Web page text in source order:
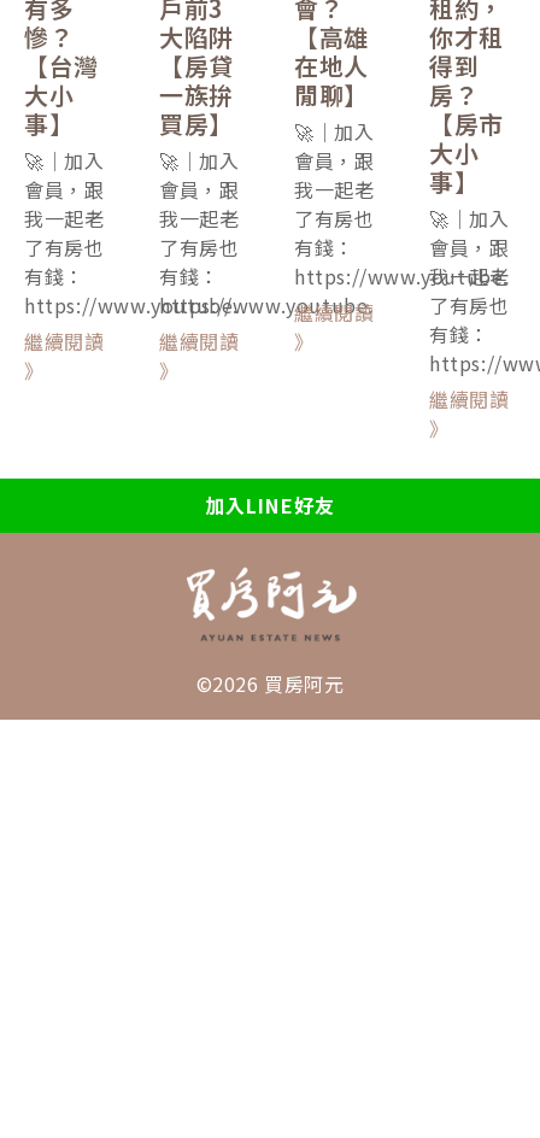
有多
慘？
【台灣
大小
事】
🚀｜加入
會員，跟
我一起老
了有房也
有錢：
https://www.youtube.
繼續閱讀
》
戶前3
大陷阱
【房貸
一族拚
買房】
🚀｜加入
會員，跟
我一起老
了有房也
有錢：
https://www.youtube.
繼續閱讀
》
會？
【高雄
在地人
閒聊】
🚀｜加入
會員，跟
我一起老
了有房也
有錢：
https://www.youtube.
繼續閱讀
》
租約，
你才租
得到
房？
【房市
大小
事】
🚀｜加入
會員，跟
我一起老
了有房也
有錢：
https://
繼續閱讀
》
加入LINE好友
©2026 買房阿元